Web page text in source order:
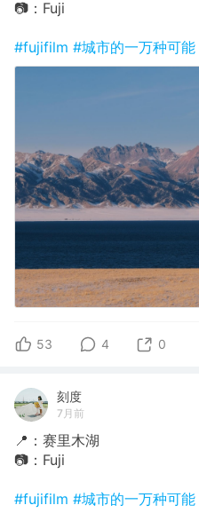
📷：Fuji
#fujifilm #城市的一万种可能
53 4 0
刻度
7月前
📍：赛里木湖
📷：Fuji
#fujifilm #城市的一万种可能